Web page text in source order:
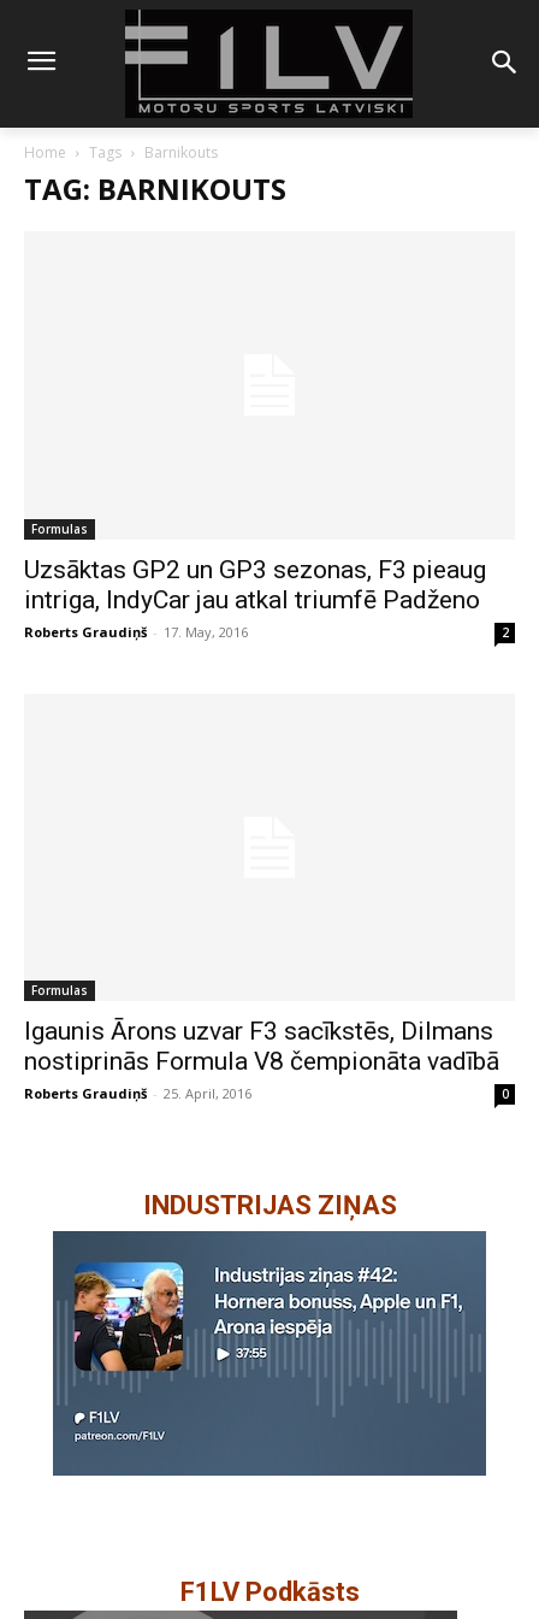
Home Tags Barnikouts
TAG: BARNIKOUTS
Formulas
Uzsāktas GP2 un GP3 sezonas, F3 pieaug
intriga, IndyCar jau atkal triumfē Padženo
Roberts Graudiņš - 17. May, 2016 2
Formulas
Igaunis Ārons uzvar F3 sacīkstēs, Dilmans
nostiprinās Formula V8 čempionāta vadībā
Roberts Graudiņš - 25. April, 2016 0
INDUSTRIJAS ZIŅAS
F1LV Podkāsts